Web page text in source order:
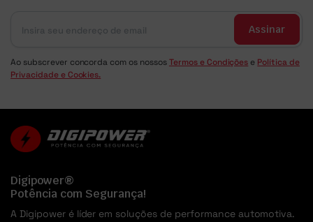
Assinar
Ao subscrever concorda com os nossosTermos e Condições e Política de
Privacidade e Cookies.
Digipower®
Potência com Segurança!
A Digipower é líder em soluções de performance automotiva.